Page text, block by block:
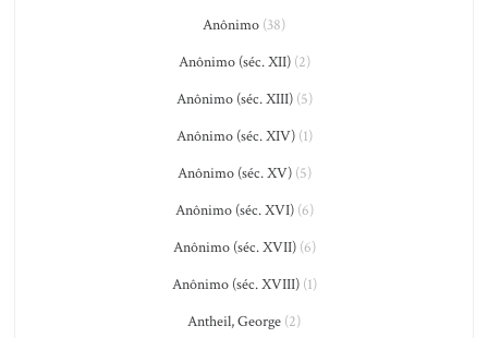
Anônimo (38)
Anônimo (séc. XII)(2)
Anônimo (séc. XIII)(5)
Anônimo (séc. XIV)(1)
Anônimo (séc. XV)(5)
Anônimo (séc. XVI)(6)
Anônimo (séc. XVII)(6)
Anônimo (séc. XVIII)(1)
Antheil, George (2)